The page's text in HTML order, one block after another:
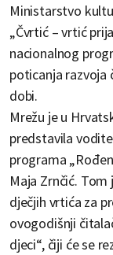
Ministarstvo
„Čvrtić – vrtić
nacionalnog
poticanja razvoja
dobi.
Mrežu je u
predstavila
programa
Maja Zrnčić.
dječjih vrtića za
ovogodišnji
djeci“, čiji će se